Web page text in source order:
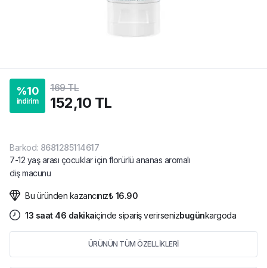
%10
indirim
169 TL
152,10 TL
Barkod: 8681285114617
7-12 yaş arası çocuklar için florürlü ananas aromalı
diş macunu
Bu üründen kazancınız₺ 16.90
13 saat 46 dakikaiçinde sipariş verirsenizbugünkargoda
ÜRÜNÜN TÜM ÖZELLİKLERİ